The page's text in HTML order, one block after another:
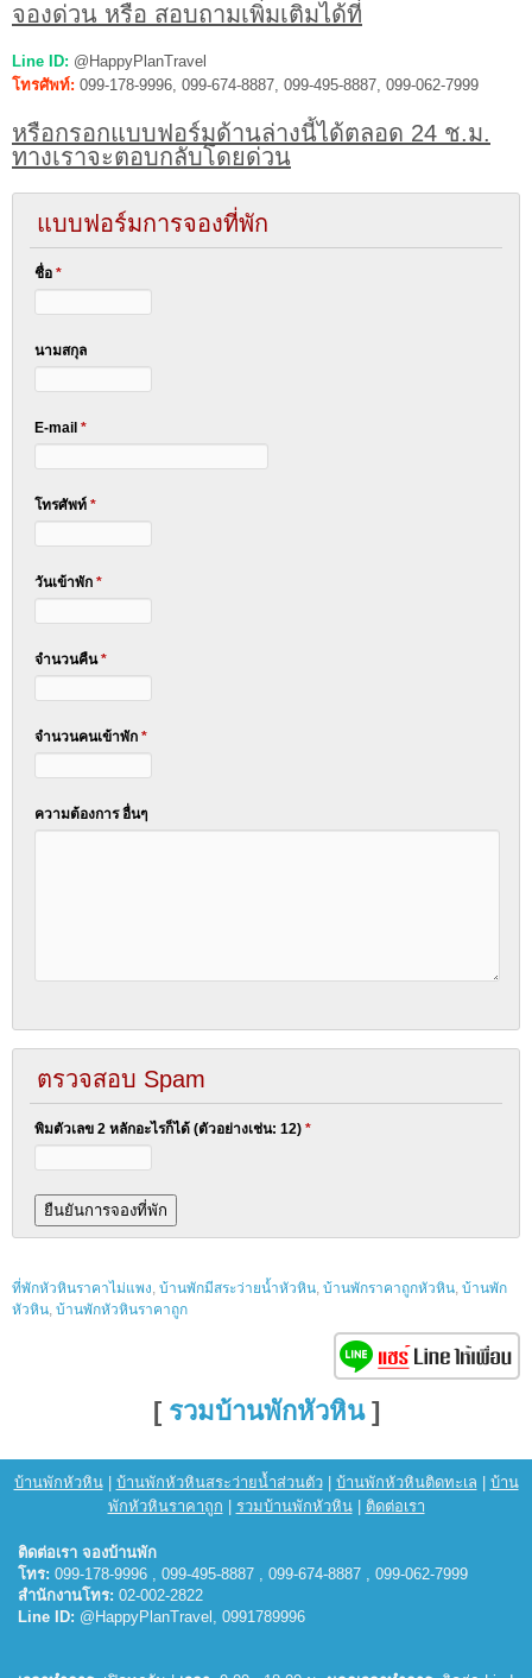
จองด่วน หรือ สอบถามเพิ่มเติมได้ที่
Line ID: @HappyPlanTravel
โทรศัพท์: 099-178-9996, 099-674-8887, 099-495-8887, 099-062-7999
หรือกรอกแบบฟอร์มด้านล่างนี้ได้ตลอด 24 ช.ม.
ทางเราจะตอบกลับโดยด่วน
แบบฟอร์มการจองที่พัก
ชื่อ *
นามสกุล
E-mail *
โทรศัพท์ *
วันเข้าพัก *
จำนวนคืน*
จำนวนคนเข้าพัก *
ความต้องการ อื่นๆ
ตรวจสอบ Spam
พิมตัวเลข 2 หลักอะไรก็ได้ (ตัวอย่างเช่น: 12) *
ที่พักหัวหินราคาไม่แพง, บ้านพักมีสระว่ายน้ำหัวหิน, บ้านพักราคาถูกหัวหิน, บ้านพัก
หัวหิน, บ้านพักหัวหินราคาถูก
[ รวมบ้านพักหัวหิน]
บ้านพักหัวหิน| บ้านพักหัวหินสระว่ายน้ำส่วนตัว| บ้านพักหัวหินติดทะเล
บ้าน
พักหัวหินราคาถูก
รวมบ้านพักหัวหิน| ติดต่อเรา
ติดต่อเรา จองบ้านพัก
โทร: 099-178-9996 , 099-495-8887 , 099-674-8887 , 099-062-7999
สำนักงานโทร: 02-002-2822
Line ID: @HappyPlanTravel, 0991789996